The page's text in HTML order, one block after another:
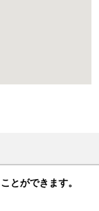
とができます。